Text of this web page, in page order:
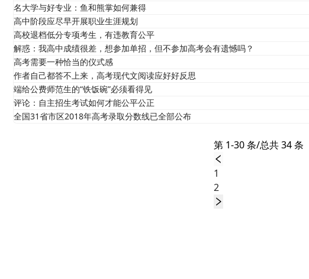
名大学与好专业：鱼和熊掌如何兼得
高中阶段应尽早开展职业生涯规划
高校退档低分专项考生，有违教育公平
解惑：我高中成绩很差，想参加单招，但不参加高考会有遗憾吗？
高考需要一种恰当的仪式感
作者自己都答不上来，高考现代文阅读应好好反思
端给公费师范生的“铁饭碗”必须看得见
评论：自主招生考试如何才能公平公正
全国31省市区2018年高考录取分数线已全部公布
第 1-30 条/总共 34 条
1
2